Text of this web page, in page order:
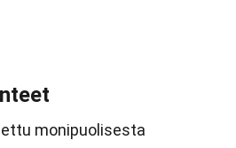
monipuolisesta